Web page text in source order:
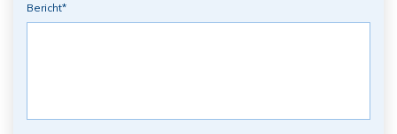
Bericht*